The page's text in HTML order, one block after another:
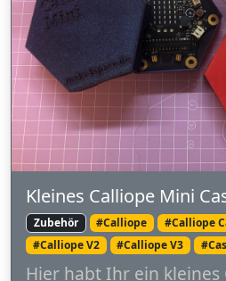
Kleines Calliope Mini
Zubehör #Calliope #Calliope
#Calliope V2
#Calliope V3
Hier habt Ihr ein kleines